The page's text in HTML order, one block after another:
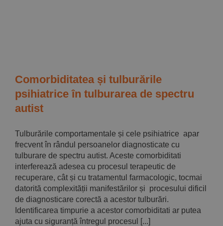
Comorbiditatea și tulburările
psihiatrice în tulburarea de spectru
autist
Tulburările comportamentale și cele psihiatrice apar
frecvent în rândul persoanelor diagnosticate cu
tulburare de spectru autist. Aceste comorbiditati
interferează adesea cu procesul terapeutic de
recuperare, cât și cu tratamentul farmacologic, tocmai
datorită complexității manifestărilor și procesului dificil
de diagnosticare corectă a acestor tulburări.
Identificarea timpurie a acestor comorbiditati ar putea
ajuta cu siguranță întregul procesul [...]